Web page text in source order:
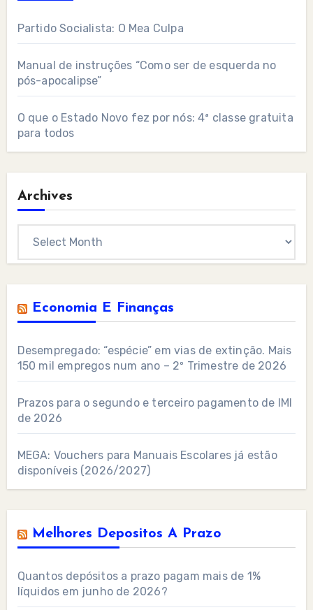
Partido Socialista: O Mea Culpa
Manual de instruções “Como ser de esquerda no
pós-apocalipse”
O que o Estado Novo fez por nós: 4ª classe gratuita
para todos
Archives
Economia E Finanças
Desempregado: “espécie” em vias de extinção. Mais
150 mil empregos num ano – 2º Trimestre de 2026
Prazos para o segundo e terceiro pagamento de IMI
de 2026
MEGA: Vouchers para Manuais Escolares já estão
disponíveis (2026/2027)
Melhores Depositos A Prazo
Quantos depósitos a prazo pagam mais de 1%
líquidos em junho de 2026?